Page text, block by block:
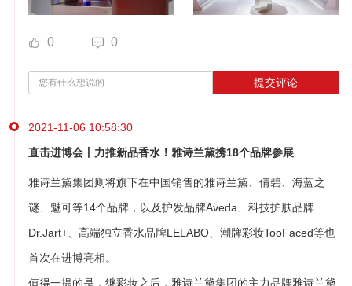
0 0
提交评论
2021-11-06 10:58:30
直击进博会丨力推新品香水！雅诗兰黛携18个品牌参展
雅诗兰黛集团则将旗下在中国销售的雅诗兰黛、倩碧、海蓝之
谜、魅可等14个品牌，以及护发品牌Aveda、科技护肤品牌
Dr.Jart+、高端独立香水品牌LELABO、潮牌彩妆TooFaced等也
首次在进博亮相。
值得一提的是，继彩妆之后，雅诗兰黛集团的主力品牌雅诗兰黛